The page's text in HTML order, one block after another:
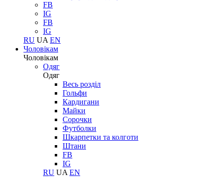
FB
IG
FB
IG
RU UA EN
Чоловікам
Чоловікам
Одяг
Одяг
Весь розділ
Гольфи
Кардигани
Майки
Сорочки
Футболки
Шкарпетки та колготи
Штани
FB
IG
RU UA EN